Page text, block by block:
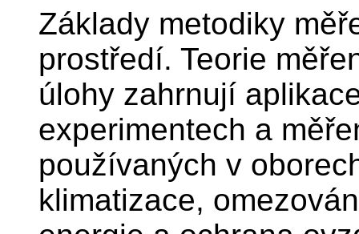
Základy metodiky
prostředí. Teorie
úlohy zahrnují
experimentech a
používaných v
klimatizace,